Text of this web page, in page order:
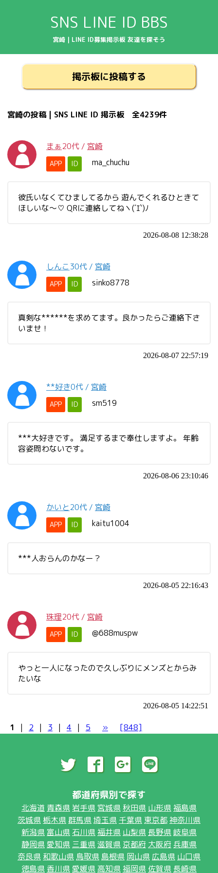
SNS LINE ID BBS
宮崎 | LINE ID募集掲示板 友達を探そう
掲示板に投稿する
宮崎の投稿 | SNS LINE ID 掲示板 全4239件
まぁ20代 / 宮崎
APP ID ma_chuchu
彼氏いなくてひましてるから 遊んでくれるひときて
ほしいな～♡ QRに連絡してねヽ(´ｴ`)ﾉ
2026-08-08 12:38:28
しんこ30代 / 宮崎
APP ID sinko8778
真剣な******を求めてます。良かったらご連絡下さ
いませ！
2026-08-07 22:57:19
**好き0代 / 宮崎
APP ID sm519
***大好きです。 満足するまで奉仕しますよ。 年齢
容姿問わないです。
2026-08-06 23:10:46
かいと20代 / 宮崎
APP ID kaitu1004
***人おらんのかなー？
2026-08-05 22:16:43
珠理20代 / 宮崎
APP ID @688muspw
やっと一人になったので久しぶりにメンズとからみ
たいな
2026-08-05 14:22:51
1 | 2 | 3 | 4 | 5 » [848]
都道府県別で探す
北海道 青森県 岩手県 宮城県 秋田県 山形県福島県
茨城県 栃木県群馬県埼玉県 千葉県 東京都神奈川県
新潟県 富山県 石川県福井県 山梨県 長野県 岐阜県
静岡県愛知県 三重県滋賀県 京都府 大阪府 兵庫県
奈良県 和歌山県 鳥取県 島根県 岡山県 広島県 山口県
徳島県 香川県愛媛県 高知県福岡県 佐賀県 長崎県